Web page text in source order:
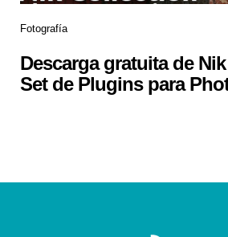
Fotografía
Descarga gratuita de
Set de Plugins para